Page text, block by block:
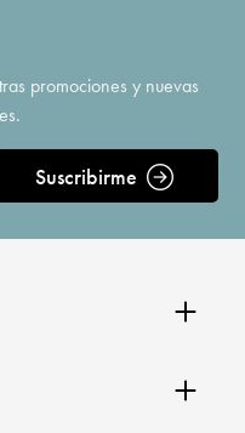
promociones y nuevas
Suscribirme